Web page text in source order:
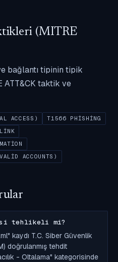
(MITRE
bağlantı tipinin tipik
ATT&CK taktik ve
ACCESS)
T1566 PHISHING
ACCOUNTS)
tehlikeli mi?
kaydı T.C. Siber Güvenlik
doğrulanmış tehdit
- Oltalama" kategorisinde